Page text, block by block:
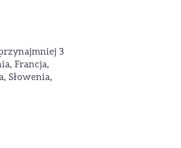
3
Francja,
Słowenia,